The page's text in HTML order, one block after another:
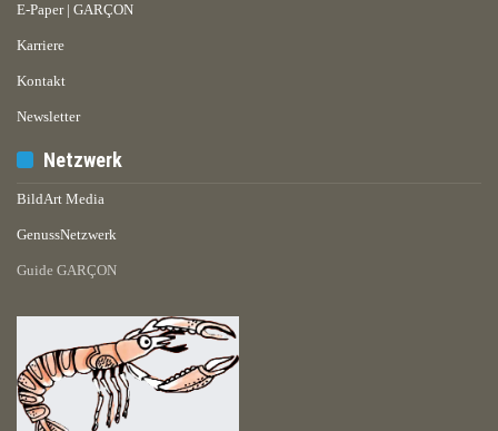
E-Paper | GARÇON
Karriere
Kontakt
Newsletter
Netzwerk
BildArt Media
GenussNetzwerk
Guide GARÇON